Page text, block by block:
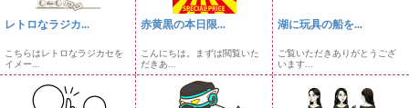
レトロなラジカ...
こちらはレトロなラジカセを
イメー...
赤黄黒の本日限...
こんにちは。まずは閲覧いた
だきあ...
湖に玩具の船を...
ご覧いただきありがとうござ
います...